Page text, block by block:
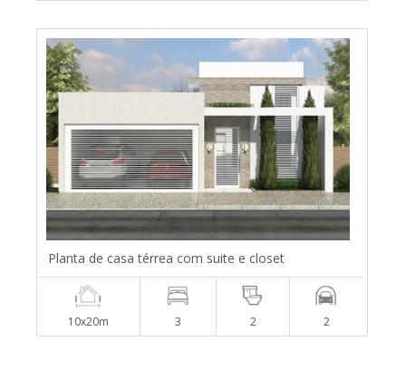
Planta de casa térrea com suite e closet
10x20m 3 2 2